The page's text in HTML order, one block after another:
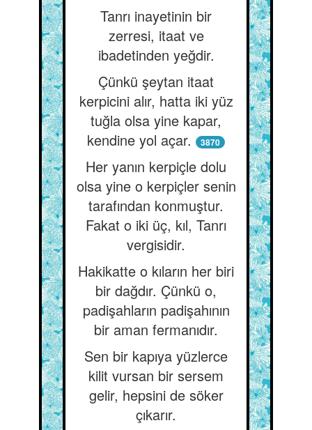
Tanrı inayetinin bir
zerresi, itaat ve
ibadetinden yeğdir.
Çünkü şeytan itaat
kerpicini alır, hatta iki yüz
tuğla olsa yine kapar,
kendine yol açar.
3870
Her yanın kerpiçle dolu
olsa yine o kerpiçler senin
tarafından konmuştur.
Fakat o iki üç, kıl, Tanrı
vergisidir.
Hakikatte o kıların her biri
bir dağdır. Çünkü o,
padişahların padişahının
bir aman fermanıdır.
Sen bir kapıya yüzlerce
kilit vursan bir sersem
gelir, hepsini de söker
çıkarır.